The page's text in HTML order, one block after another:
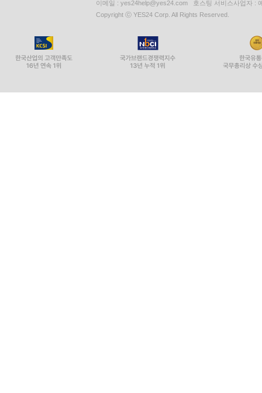
이메일 : yes24help@yes24.com 호스팅 서비스사업자 :
Copyright ⓒ YES24 Corp. All Rights Reserved.